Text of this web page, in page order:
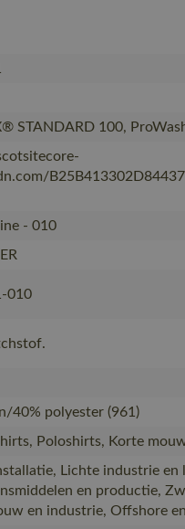
STANDARD 100,
- 010
010
40% polyester (961)
Poloshirts, Korte
Lichte industrie en
en productie,
en industrie, Offshore